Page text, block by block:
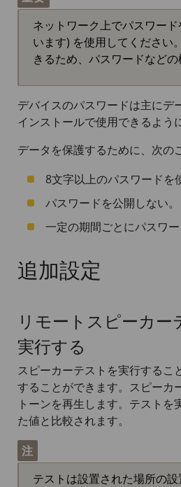
ネットワーク上でパスワー
います) を使用してください
きるため、パスワードなどの
デバイスのパスワードは主にデ
インストールで使用できるよう
データを保護するために、次の
8文字以上のパスワードを
パスワードを公開しない。
一定の期間ごとにパスワ
追加設定
リモートスピーカ
実行する
スピーカーテストを実行するこ
することができます。スピーカ
トーンを再生します。テスト
た値と比較されます。
注
テストは設置された場所の